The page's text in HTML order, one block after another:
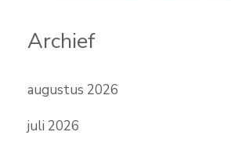
Archief
augustus 2026
juli 2026